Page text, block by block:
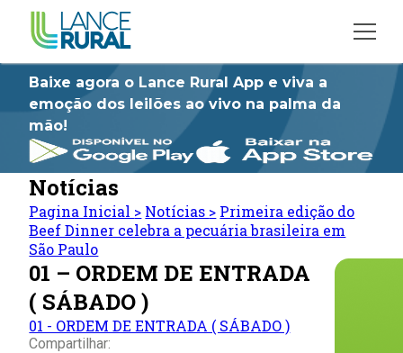
Baixe agora o Lance Rural App e viva a
emoção dos leilões ao vivo na palma da
mão!
Notícias
Pagina Inicial > Notícias > Primeira edição do
Beef Dinner celebra a pecuária brasileira em
São Paulo
01 – ORDEM DE ENTRADA
( SÁBADO )
01 - ORDEM DE ENTRADA ( SÁBADO )
Compartilhar: